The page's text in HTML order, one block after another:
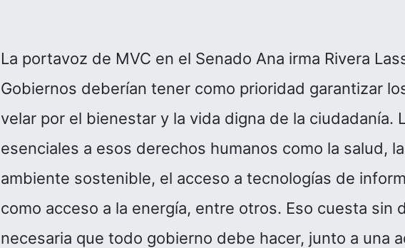
La portavoz de MVC en el Senado Ana irma Rivera
Gobiernos deberían tener como prioridad garantizar
velar por el bienestar y la vida digna de la ciudadanía.
esenciales a esos derechos humanos como la salud,
ambiente sostenible, el acceso a tecnologías de
como acceso a la energía, entre otros. Eso cuesta sin
necesaria que todo gobierno debe hacer, junto a una